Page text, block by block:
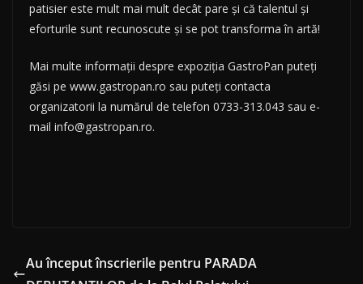
patisier este mult mai mult decât pare și că talentul și
eforturile sunt recunoscute și se pot transforma în artă!
Mai multe informații despre expoziția GastroPan puteți
găsi pe www.gastropan.ro sau puteți contacta
organizatorii la numărul de telefon 0733-313.043 sau e-
mail info@gastropan.ro.
Au început înscrierile pentru PARADA